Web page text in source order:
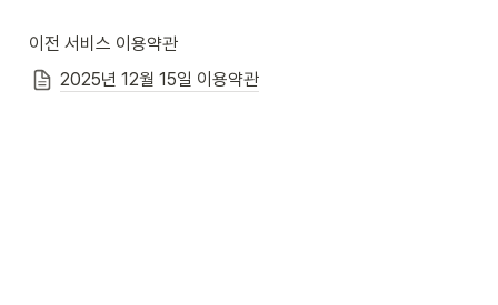
이전 서비스 이용약관
2025년 12월 15일 이용약관